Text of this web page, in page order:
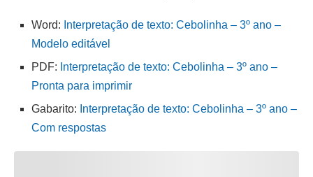
Word: Interpretação de texto: Cebolinha – 3º ano –
Modelo editável
PDF: Interpretação de texto: Cebolinha – 3º ano –
Pronta para imprimir
Gabarito: Interpretação de texto: Cebolinha – 3º ano –
Com respostas